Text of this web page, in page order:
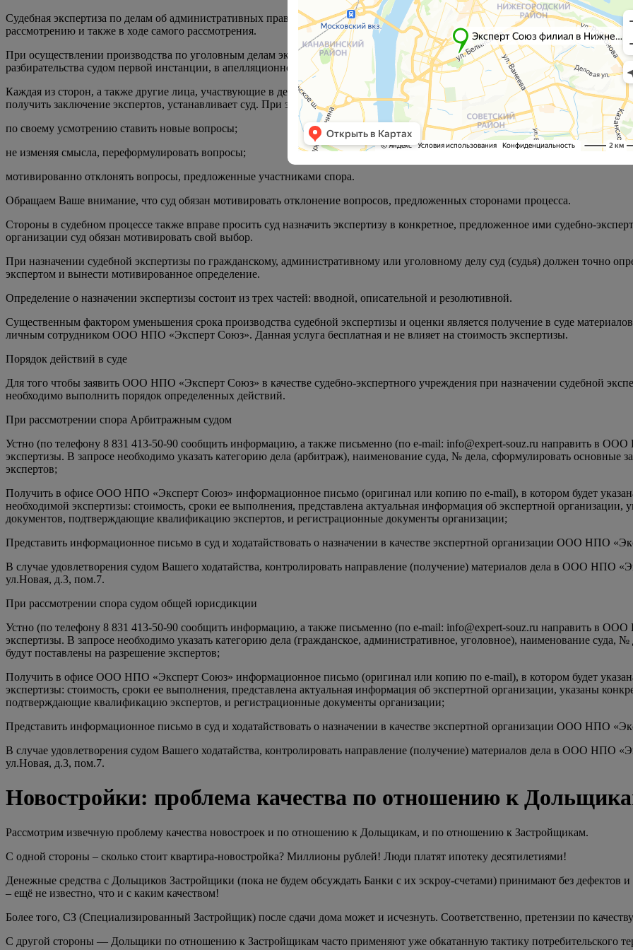
Судебная экспертиза по делам об административных правонарушениях может быть назначена на любой стадии производства
рассмотрению и также в ходе самого рассмотрения.
При осуществлении производства по уголовным делам экспертиза может быть назначена на стадии предварительного
разбирательства судом первой инстанции, в апелляционном и кассационном порядке.
Каждая из сторон, а также другие лица, участвующие в деле, имеют вправо предлагать суду свои вопросы для экспертизы.
получить заключение экспертов, устанавливает суд. При этом суд вправе:
по своему усмотрению ставить новые вопросы;
не изменяя смысла, переформулировать вопросы;
мотивированно отклонять вопросы, предложенные участниками спора.
Обращаем Ваше внимание, что суд обязан мотивировать отклонение вопросов, предложенных сторонами процесса.
Стороны в судебном процессе также вправе просить суд назначить экспертизу в конкретное, предложенное ими судебно-
организации суд обязан мотивировать свой выбор.
При назначении судебной экспертизы по гражданскому, административному или уголовному делу суд (судья) должен точно
экспертом и вынести мотивированное определение.
Определение о назначении экспертизы состоит из трех частей: вводной, описательной и резолютивной.
Существенным фактором уменьшения срока производства судебной экспертизы и оценки является получение в суде
личным сотрудником ООО НПО «Эксперт Союз». Данная услуга бесплатная и не влияет на стоимость экспертизы.
Порядок действий в суде
Для того чтобы заявить ООО НПО «Эксперт Союз» в качестве судебно-экспертного учреждения при назначении судебной
необходимо выполнить порядок определенных действий.
При рассмотрении спора Арбитражным судом
Устно (по телефону 8 831 413-50-90 сообщить информацию, а также письменно (по e-mail: info@expert-souz.ru направить в
экспертизы. В запросе необходимо указать категорию дела (арбитраж), наименование суда, № дела, сформулировать основные
экспертов;
Получить в офисе ООО НПО «Эксперт Союз» информационное письмо (оригинал или копию по e-mail), в котором будет
необходимой экспертизы: стоимость, сроки ее выполнения, представлена актуальная информация об экспертной
документов, подтверждающие квалификацию экспертов, и регистрационные документы организации;
Представить информационное письмо в суд и ходатайствовать о назначении в качестве экспертной организации ООО НПО
В случае удовлетворения судом Вашего ходатайства, контролировать направление (получение) материалов дела в ООО НПО
ул.Новая, д.3, пом.7.
При рассмотрении спора судом общей юрисдикции
Устно (по телефону 8 831 413-50-90 сообщить информацию, а также письменно (по e-mail: info@expert-souz.ru направить в
экспертизы. В запросе необходимо указать категорию дела (гражданское, административное, уголовное), наименование суда,
будут поставлены на разрешение экспертов;
Получить в офисе ООО НПО «Эксперт Союз» информационное письмо (оригинал или копию по e-mail), в котором будет
экспертизы: стоимость, сроки ее выполнения, представлена актуальная информация об экспертной организации, указаны
подтверждающие квалификацию экспертов, и регистрационные документы организации;
Представить информационное письмо в суд и ходатайствовать о назначении в качестве экспертной организации ООО НПО
В случае удовлетворения судом Вашего ходатайства, контролировать направление (получение) материалов дела в ООО НПО
ул.Новая, д.3, пом.7.
Новостройки: проблема качества по отношению к
Рассмотрим извечную проблему качества новостроек и по отношению к Дольщикам, и по отношению к Застройщикам.
С одной стороны – сколько стоит квартира-новостройка? Миллионы рублей! Люди платят ипотеку десятилетиями!
Денежные средства с Дольщиков Застройщики (пока не будем обсуждать Банки с их эскроу-счетами) принимают без дефектов
– ещё не известно, что и с каким качеством!
Более того, СЗ (Специализированный Застройщик) после сдачи дома может и исчезнуть. Соответственно, претензии по
С другой стороны — Дольщики по отношению к Застройщикам часто применяют уже обкатанную тактику потребительского